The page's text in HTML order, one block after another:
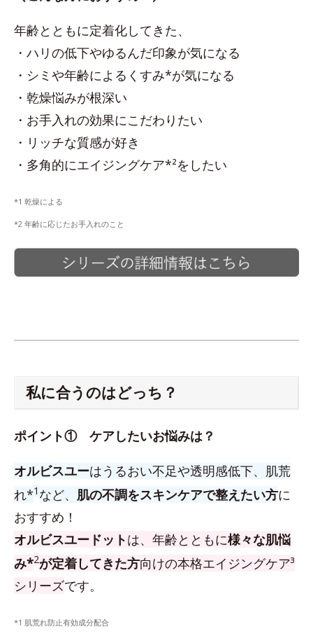
年齢とともに定着化してきた、
・ハリの低下やゆるんだ印象が気になる
・シミや年齢によるくすみ*が気になる
・乾燥悩みが根深い
・お手入れの効果にこだわりたい
・リッチな質感が好き
・多角的にエイジングケア*²をしたい
*1 乾燥による
*2 年齢に応じたお手入れのこと
私に合うのはどっち？
ポイント① ケアしたいお悩みは？
オルビスユーはうるおい不足や透明感低下、肌荒
れ*1 など、 肌の不調をスキンケアで整えたい方に
おすすめ！
オルビスユードットは、年齢とともに様々な肌悩
み*2が定着してきた方向けの本格エイジングケア³
シリーズです。
*1 肌荒れ防止有効成分配合